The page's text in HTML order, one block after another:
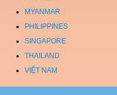
MYANMAR
PHILIPPINES
SINGAPORE
THAILAND
VIỆT NAM